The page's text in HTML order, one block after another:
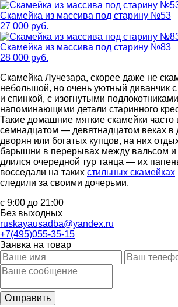
Скамейка из массива под старину №53
27 000 руб.
Скамейка из массива под старину №83
28 000 руб.
Скамейка Лучезара, скорее даже не
небольшой, но очень уютный диванчик
и спинкой, с изогнутыми
напоминающими детали старинного
Такие домашние мягкие скамейки часто
семнадцатом — девятнадцатом веках в
дворян или богатых купцов, на них
барышни в перерывах между вальсом и
длился очередной тур танца — их
восседали на таких стильных скамейках
следили за своими дочерьми.
с 9:00 до 21:00
Без выходных
ruskayausadba@yandex.ru
+7(495)055-35-15
Заявка на товар